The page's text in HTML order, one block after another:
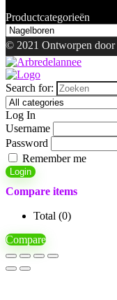
Productcategorieën
© 2021 Ontworpen door
Search for:
Log In
Username
Password
Remember me
Login
Compare items
Total (0)
Compare